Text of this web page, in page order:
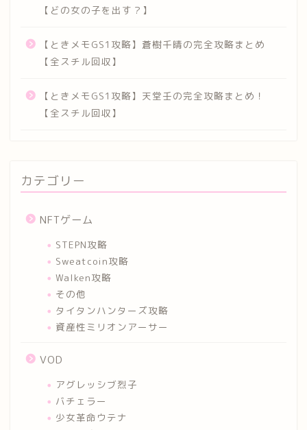
【どの女の子を出す？】
【ときメモGS1攻略】蒼樹千晴の完全攻略まとめ
【全スチル回収】
【ときメモGS1攻略】天堂壬の完全攻略まとめ！
【全スチル回収】
カテゴリー
NFTゲーム
STEPN攻略
Sweatcoin攻略
Walken攻略
その他
タイタンハンターズ攻略
資産性ミリオンアーサー
VOD
アグレッシブ烈子
バチェラー
少女革命ウテナ